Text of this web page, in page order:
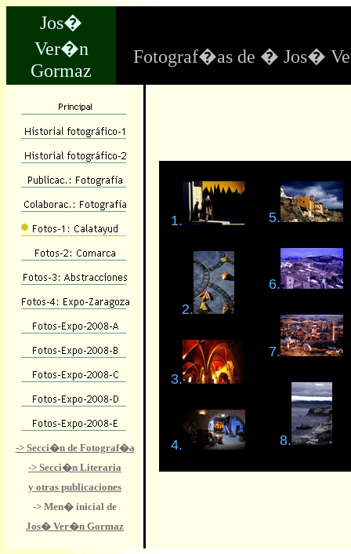
Jos�
Ver�n
Gormaz
Fotograf�as de � Jos�
-> Secci�n de Fotograf�a
-> Secci�n Literaria
y otras publicaciones
-> Men� inicial de
Jos� Ver�n Gormaz
1.
2.
3.
4.
5.
6.
7.
8.